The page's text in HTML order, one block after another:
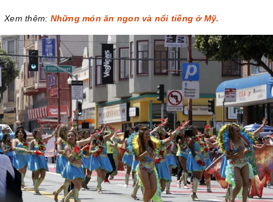
Xem thêm: Những món ăn ngon và nổi tiếng ở Mỹ.